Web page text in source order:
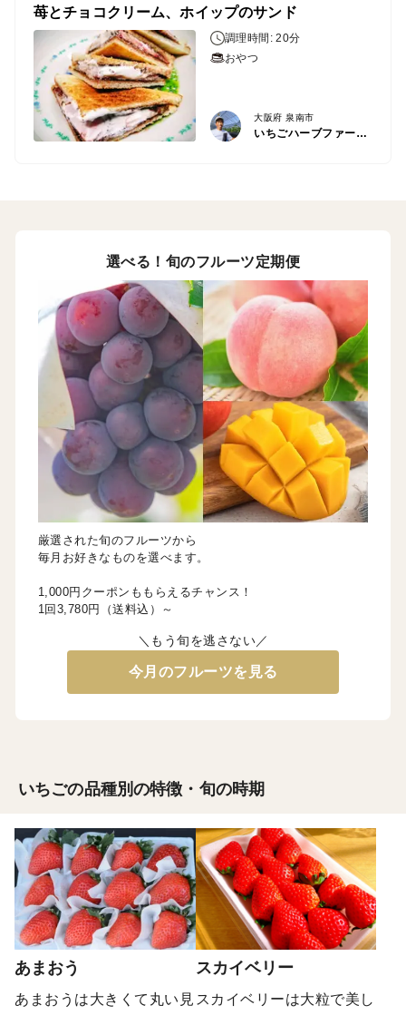
苺とチョコクリーム、ホイップのサンド
調理時間: 20分
おやつ
大阪府 泉南市
いちごハーブファーム泉南
選べる！旬のフルーツ定期便
厳選された旬のフルーツから
毎月お好きなものを選べます。
1,000円クーポンももらえるチャンス！
1回3,780円（送料込）～
＼もう旬を逃さない／
今月のフルーツを見る
いちごの品種別の特徴・旬の時期
あまおう
あまおうは大きくて丸い見
スカイベリー
スカイベリーは大粒で美し